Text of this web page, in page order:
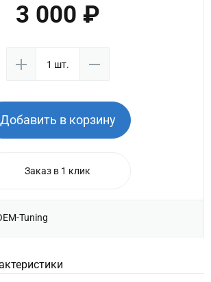
3 000 ₽
Добавить в корзину
Заказ в 1 клик
Tuning